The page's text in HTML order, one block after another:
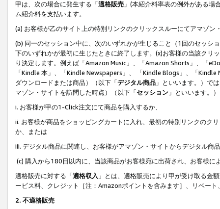
甲は、次の場合に発生する「適格販売 」(本紹介料率表の例外がある
ム紹介料を支払います。
(a) お客様が乙のサイト上の特別リンクのクリックスルーにてアマゾン
(b) 同一のセッション中に、次のいずれかが生じること（1回のセッシ
下のいずれかが最初に生じたときに終了します。(x)お客様の当該ク
り決定します。例えば「Amazon Music」、「Amazon Shorts」、「
「Kindle 本」、「Kindle Newspapers」、 「Kindle Blogs」、「
ダウンロードまたは商品）（以下「デジタル商品 」といいます。）で
マゾン・サイトを訪問した時点）（以下「セッション 」といいます。
i. お客様が甲の1-Click注文にて商品を購入するか、
ii. お客様が商品をショッピングカートに入れ、最初の特別リンクのク
か、または
iii. デジタル商品に関連し、お客様がアマゾン・サイトからデジタル
(c) 購入から180日以内に、当該商品がお客様宛に出荷され、お客様
適格販売に対する「適格収入 」とは、適格販売により甲が受け取る金
ービス料、クレジット［注：Amazonポイントを含みます］、リベー
2. 不適格販売